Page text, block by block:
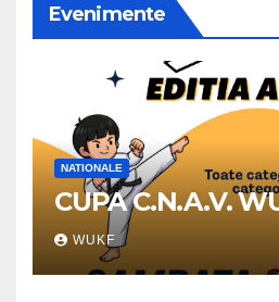
Evenimente
NATIONALE
CUPA C.N.A.V.
WUKF